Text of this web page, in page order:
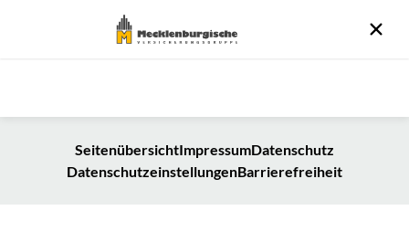
SeitenübersichtImpressumDatenschutz
DatenschutzeinstellungenBarrierefreiheit